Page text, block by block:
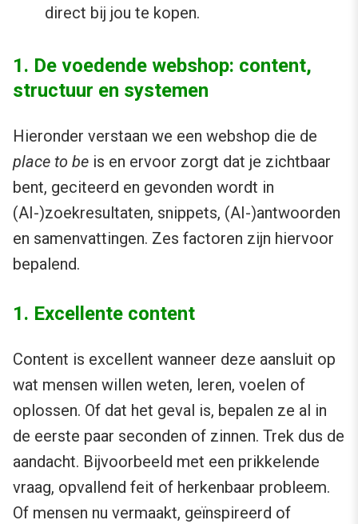
direct bij jou te kopen.
1. De voedende webshop: content,
structuur en systemen
Hieronder verstaan we een webshop die de
place to be is en ervoor zorgt dat je zichtbaar
bent, geciteerd en gevonden wordt in
(AI-)zoekresultaten, snippets, (AI-)antwoorden
en samenvattingen. Zes factoren zijn hiervoor
bepalend.
1. Excellente content
Content is excellent wanneer deze aansluit op
wat mensen willen weten, leren, voelen of
oplossen. Of dat het geval is, bepalen ze al in
de eerste paar seconden of zinnen. Trek dus de
aandacht. Bijvoorbeeld met een prikkelende
vraag, opvallend feit of herkenbaar probleem.
Of mensen nu vermaakt, geïnspireerd of